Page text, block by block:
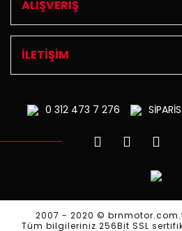
ALIŞVERİŞ
İLETİŞİM
0 312473 7 276
2007 - 2020 © brnmotor.com.tr
Tüm bilgileriniz 256Bit SSL